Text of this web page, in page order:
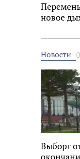
новое
Новости
Выборг